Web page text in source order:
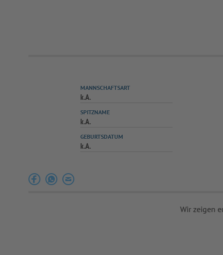
MANNSCHAFTSART
k.A.
SPITZNAME
k.A.
GEBURTSDATUM
k.A.
Wir zeigen